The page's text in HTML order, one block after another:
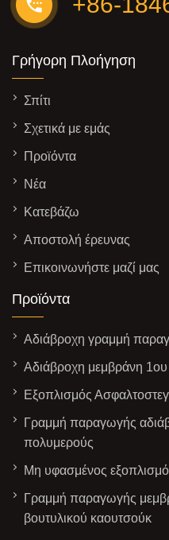
Γρήγορη Πλοήγηση
Σπίτι
Σχετικά με εμάς
Προϊόντα
Νέα
Κατεβάζω
Αποστολή έρευνας
Επικοινωνήστε μαζί μας
Προϊόντα
Αδιάβροχη γραμμή
Αδιάβροχη μεμβράνη
Εξοπλισμός
Γραμμή παραγωγής
πολυμερούς
Μη υφασμένος
Γραμμή παραγωγής
βουτυλικού καουτσούκ